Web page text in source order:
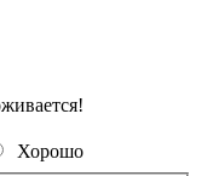
Хорошо